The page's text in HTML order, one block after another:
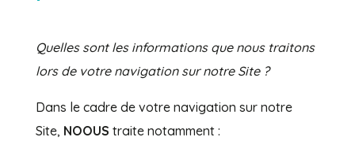
Quelles sont les informations que nous traitons
lors de votre navigation sur notre Site ?
Dans le cadre de votre navigation sur notre
Site, NOOUS traite notamment :